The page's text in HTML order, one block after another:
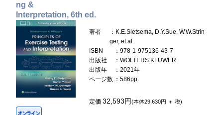
ng &
Interpretation, 6th ed.
著者
：K.E.Sietsema, D.Y.Sue, W.W.Strin
ger, et al.
ISBN
：978-1-975136-43-7
出版社
：WOLTERS KLUWER
出版年
：2021年
ページ数 ：586pp.
定価32,593円(本体29,630円 ＋ 税)